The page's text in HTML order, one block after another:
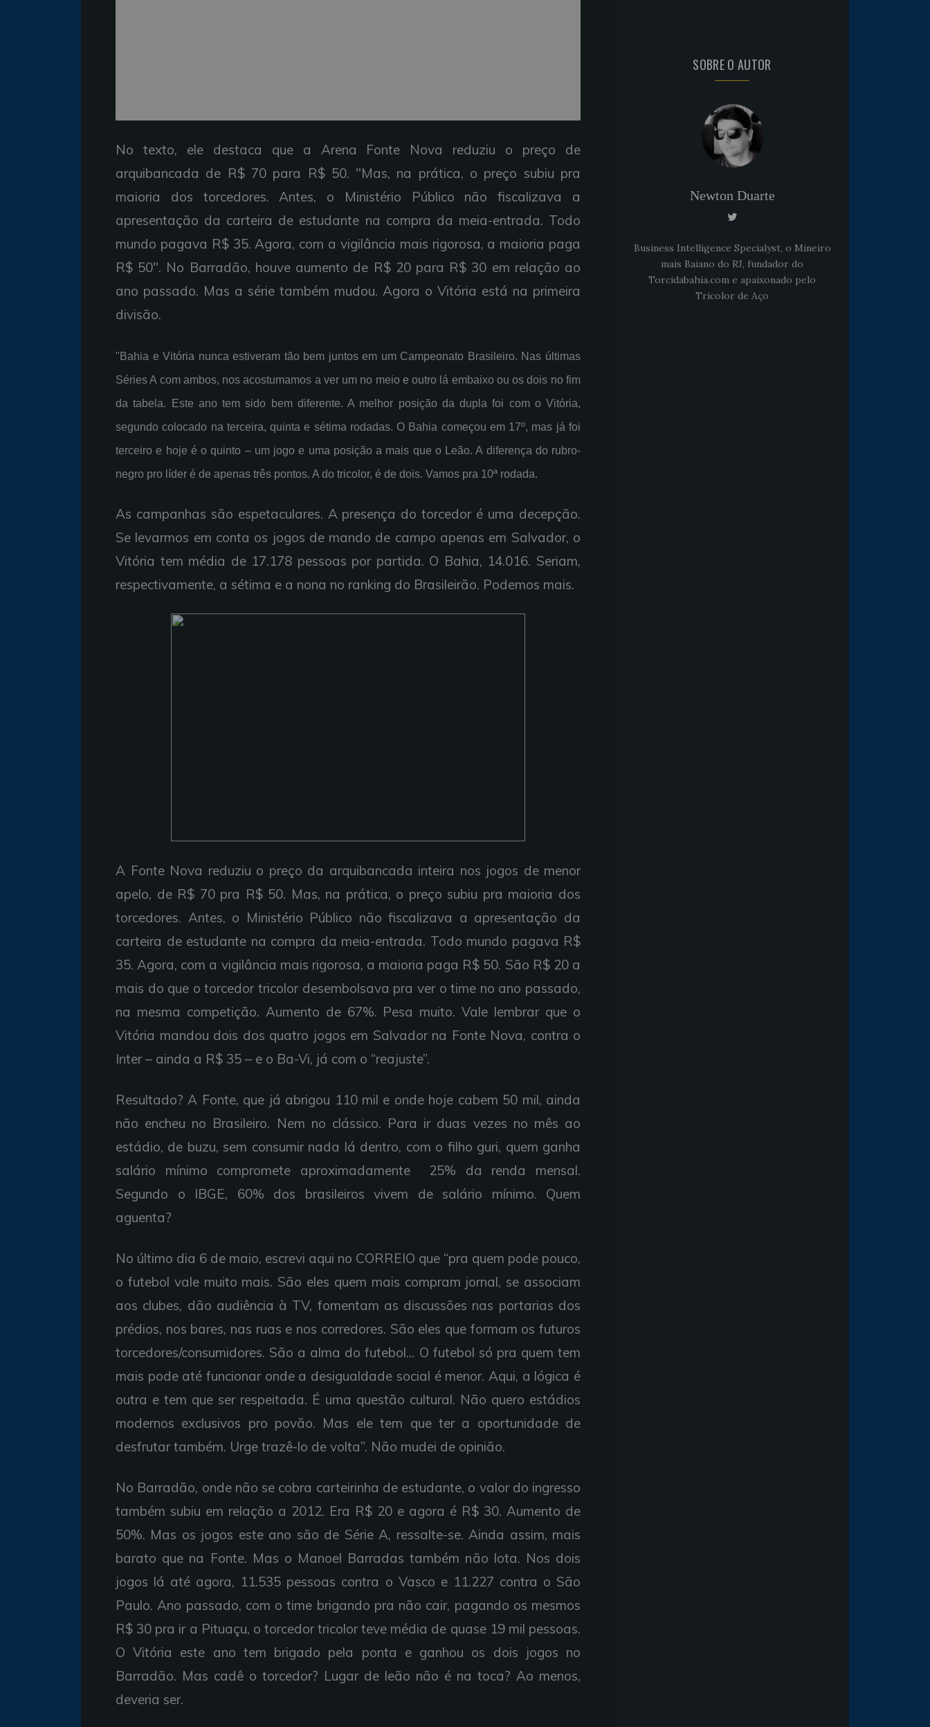
No texto, ele destaca que a Arena Fonte Nova reduziu o preço de
arquibancada de R$ 70 para R$ 50. "Mas, na prática, o preço subiu pra
maioria dos torcedores. Antes, o Ministério Público não fiscalizava a
apresentação da carteira de estudante na compra da meia-entrada. Todo
mundo pagava R$ 35. Agora, com a vigilância mais rigorosa, a maioria paga
R$ 50". No Barradão, houve aumento de R$ 20 para R$ 30 em relação ao
ano passado. Mas a série também mudou. Agora o Vitória está na primeira
divisão.
" Bahia e Vitória nunca estiveram tão bem juntos em um Campeonato Brasileiro. Nas últimas
Séries A com ambos, nos acostumamos a ver um no meio e outro lá embaixo ou os dois no fim
da tabela. Este ano tem sido bem diferente. A melhor posição da dupla foi com o Vitória,
segundo colocado na terceira, quinta e sétima rodadas. O Bahia começou em 17º, mas já foi
terceiro e hoje é o quinto – um jogo e uma posição a mais que o Leão. A diferença do rubro-
negro pro líder é de apenas três pontos. A do tricolor, é de dois. Vamos pra 10ª rodada.
As campanhas são espetaculares. A presença do torcedor é uma decepção.
Se levarmos em conta os jogos de mando de campo apenas em Salvador, o
Vitória tem média de 17.178 pessoas por partida. O Bahia, 14.016. Seriam,
respectivamente, a sétima e a nona no ranking do Brasileirão. Podemos mais.
A Fonte Nova reduziu o preço da arquibancada inteira nos jogos de menor
apelo, de R$ 70 pra R$ 50. Mas, na prática, o preço subiu pra maioria dos
torcedores. Antes, o Ministério Público não fiscalizava a apresentação da
carteira de estudante na compra da meia-entrada. Todo mundo pagava R$
35. Agora, com a vigilância mais rigorosa, a maioria paga R$ 50. São R$ 20 a
mais do que o torcedor tricolor desembolsava pra ver o time no ano passado,
na mesma competição. Aumento de 67%. Pesa muito. Vale lembrar que o
Vitória mandou dois dos quatro jogos em Salvador na Fonte Nova, contra o
Inter – ainda a R$ 35 – e o Ba-Vi, já com o “reajuste”.
Resultado? A Fonte, que já abrigou 110 mil e onde hoje cabem 50 mil, ainda
não encheu no Brasileiro. Nem no clássico. Para ir duas vezes no mês ao
estádio, de buzu, sem consumir nada lá dentro, com o filho guri, quem ganha
salário mínimo compromete aproximadamente 25% da renda mensal.
Segundo o IBGE, 60% dos brasileiros vivem de salário mínimo. Quem
aguenta?
No último dia 6 de maio, escrevi aqui no CORREIO que “pra quem pode pouco,
o futebol vale muito mais. São eles quem mais compram jornal, se associam
aos clubes, dão audiência à TV, fomentam as discussões nas portarias dos
prédios, nos bares, nas ruas e nos corredores. São eles que formam os futuros
torcedores/consumidores. São a alma do futebol... O futebol só pra quem tem
mais pode até funcionar onde a desigualdade social é menor. Aqui, a lógica é
outra e tem que ser respeitada. É uma questão cultural. Não quero estádios
modernos exclusivos pro povão. Mas ele tem que ter a oportunidade de
desfrutar também. Urge trazê-lo de volta”. Não mudei de opinião.
No Barradão, onde não se cobra carteirinha de estudante, o valor do ingresso
também subiu em relação a 2012. Era R$ 20 e agora é R$ 30. Aumento de
50%. Mas os jogos este ano são de Série A, ressalte-se. Ainda assim, mais
barato que na Fonte. Mas o Manoel Barradas também não lota. Nos dois
jogos lá até agora, 11.535 pessoas contra o Vasco e 11.227 contra o São
Paulo. Ano passado, com o time brigando pra não cair, pagando os mesmos
R$ 30 pra ir a Pituaçu, o torcedor tricolor teve média de quase 19 mil pessoas.
O Vitória este ano tem brigado pela ponta e ganhou os dois jogos no
Barradão. Mas cadê o torcedor? Lugar de leão não é na toca? Ao menos,
deveria ser.
SOBRE O AUTOR
Newton Duarte
Business Intelligence Specialyst, o Mineiro
mais Baiano do RJ, fundador do
Torcidabahia.com e apaixonado pelo
Tricolor de Aço